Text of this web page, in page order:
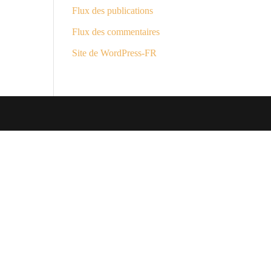
Flux des publications
Flux des commentaires
Site de WordPress-FR